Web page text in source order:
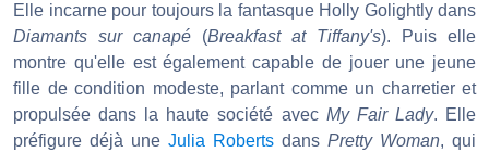
Elle incarne pour toujours la fantasque Holly Golightly dans
Diamants sur canapé (Breakfast at Tiffany's). Puis elle
montre qu'elle est également capable de jouer une jeune
fille de condition modeste, parlant comme un charretier et
propulsée dans la haute société avec My Fair Lady. Elle
préfigure déjà une Julia Roberts dans Pretty Woman, qui